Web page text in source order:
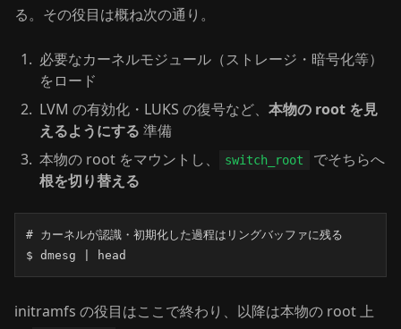
る。その役目は概ね次の通り。
必要なカーネルモジュール（ストレージ・暗号化等）
をロード
LVM の有効化・LUKS の復号など、 本物の root を見
えるようにする 準備
本物の root をマウントし、
switch_root
でそちらへ
根を切り替える
# カーネルが認識・初期化した過程はリングバッファに残る
$ dmesg | head
initramfs の役目はここで終わり、以降は本物の root 上